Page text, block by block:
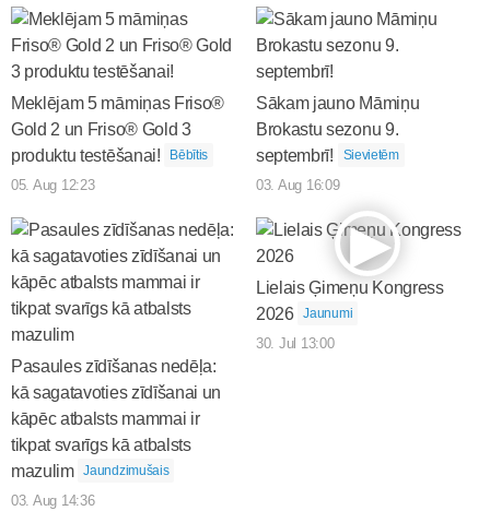
Meklējam 5 māmiņas Friso®
Gold 2 un Friso® Gold 3
produktu testēšanai!
Bēbītis
05. Aug 12:23
Sākam jauno Māmiņu
Brokastu sezonu 9.
septembrī!
Sievietēm
03. Aug 16:09
Pasaules zīdīšanas nedēļa:
kā sagatavoties zīdīšanai un
kāpēc atbalsts mammai ir
tikpat svarīgs kā atbalsts
mazulim
Jaundzimušais
03. Aug 14:36
Lielais Ģimeņu Kongress
2026
Jaunumi
30. Jul 13:00